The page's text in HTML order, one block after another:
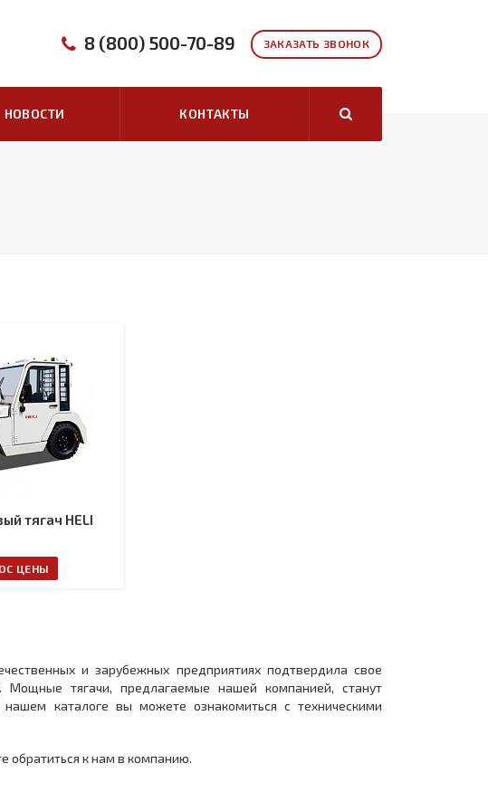
ЗАКАЗАТЬ ЗВОНОК
8 (800) 500-70-89
НОВОСТИ КОНТАКТЫ
тягач HELI
ЦЕНЫ
и зарубежных предприятиях подтвердила свое
тягачи, предлагаемые нашей компанией, станут
каталоге вы можете ознакомиться с техническими
обратиться к нам в компанию.